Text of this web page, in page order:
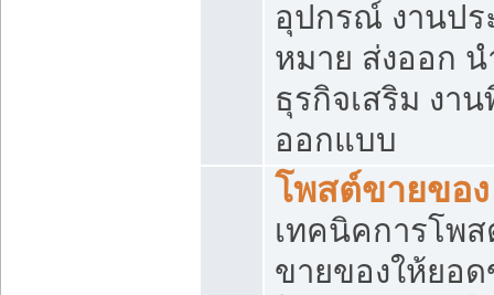
อุปกรณ์ งานป
หมาย ส่งออก น
ธุรกิจเสริม งา
ออกแบบ
โพสต์ขายของ
เทคนิคการโพ
ขายของให้ยอ